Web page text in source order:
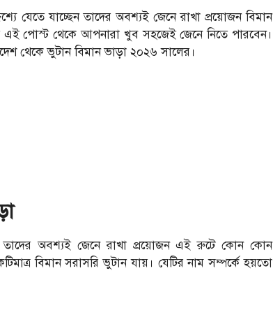
যেতে যাচ্ছেন তাদের অবশ্যই জেনে রাখা প্রয়োজন বিমান
এই পোস্ট থেকে আপনারা খুব সহজেই জেনে নিতে পারবেন।
থেকে ভুটান বিমান ভাড়া ২০২৬ সালের।
তাদের অবশ্যই জেনে রাখা প্রয়োজন এই রুটে কোন কোন
বিমান সরাসরি ভুটান যায়। যেটির নাম সম্পর্কে হয়তো